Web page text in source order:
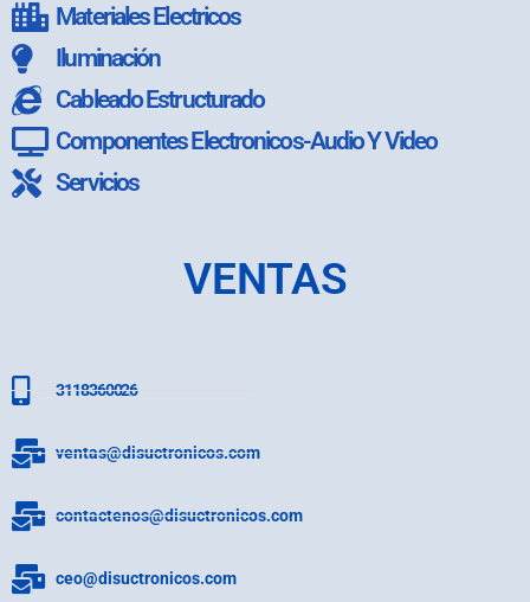
Materiales Electricos
Iluminación
Cableado Estructurado
Componentes Electronicos-Audio Y Video
Servicios
VENTAS
3118360026
ventas@disuctronicos.com
contactenos@disuctronicos.com
ceo@disuctronicos.com